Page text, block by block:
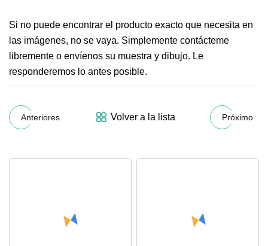
Si no puede encontrar el producto exacto que necesita en
las imágenes, no se vaya. Simplemente contácteme
libremente o envíenos su muestra y dibujo. Le
responderemos lo antes posible.
Anteriores Volver a la lista Próximo